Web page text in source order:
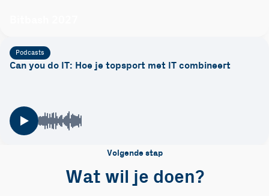
Podcasts
Can you do IT: Hoe je topsport met IT combineert
Volgende stap
Wat wil je doen?